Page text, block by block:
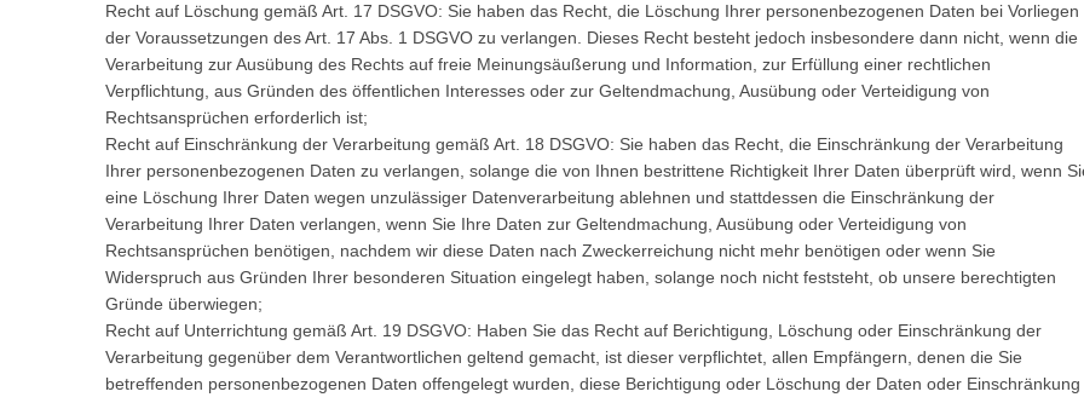
Recht auf Löschung gemäß Art. 17 DSGVO: Sie haben das Recht, die Löschung Ihrer personenbezogenen Daten bei Vorliegen
der Voraussetzungen des Art. 17 Abs. 1 DSGVO zu verlangen. Dieses Recht besteht jedoch insbesondere dann nicht, wenn die
Verarbeitung zur Ausübung des Rechts auf freie Meinungsäußerung und Information, zur Erfüllung einer rechtlichen
Verpflichtung, aus Gründen des öffentlichen Interesses oder zur Geltendmachung, Ausübung oder Verteidigung von
Rechtsansprüchen erforderlich ist;
Recht auf Einschränkung der Verarbeitung gemäß Art. 18 DSGVO: Sie haben das Recht, die Einschränkung der Verarbeitung
Ihrer personenbezogenen Daten zu verlangen, solange die von Ihnen bestrittene Richtigkeit Ihrer Daten überprüft wird, wenn
eine Löschung Ihrer Daten wegen unzulässiger Datenverarbeitung ablehnen und stattdessen die Einschränkung der
Verarbeitung Ihrer Daten verlangen, wenn Sie Ihre Daten zur Geltendmachung, Ausübung oder Verteidigung von
Rechtsansprüchen benötigen, nachdem wir diese Daten nach Zweckerreichung nicht mehr benötigen oder wenn Sie
Widerspruch aus Gründen Ihrer besonderen Situation eingelegt haben, solange noch nicht feststeht, ob unsere berechtigten
Gründe überwiegen;
Recht auf Unterrichtung gemäß Art. 19 DSGVO: Haben Sie das Recht auf Berichtigung, Löschung oder Einschränkung der
Verarbeitung gegenüber dem Verantwortlichen geltend gemacht, ist dieser verpflichtet, allen Empfängern, denen die Sie
betreffenden personenbezogenen Daten offengelegt wurden, diese Berichtigung oder Löschung der Daten oder Einschränkung